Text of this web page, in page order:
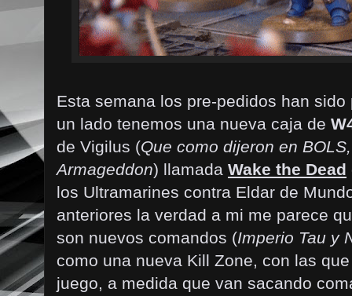
Esta semana los pre-pedidos han
un lado tenemos una nueva caja de
de Vigilus (Que como dijeron en
Armageddon) llamada Wake the Dead
los Ultramarines contra Eldar de
anteriores la verdad a mi me parece
son nuevos comandos (Imperio Tau y
como una nueva Kill Zone, con las
juego, a medida que van sacando